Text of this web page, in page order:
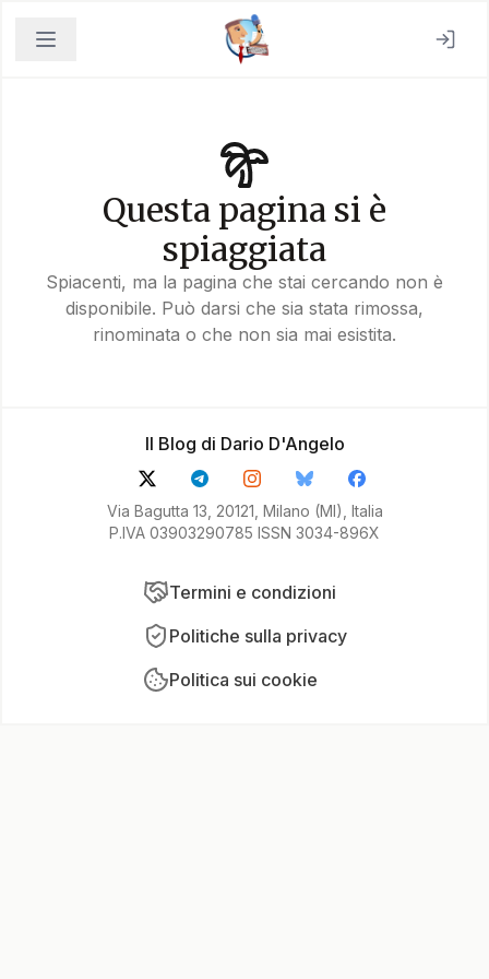
Questa pagina si è
spiaggiata
Spiacenti, ma la pagina che stai cercando non è
disponibile. Può darsi che sia stata rimossa,
rinominata o che non sia mai esistita.
Termini e condizioni
Politiche sulla privacy
Politica sui cookie
Il Blog di Dario D'Angelo
Via Bagutta 13, 20121, Milano (MI), Italia
P.IVA 03903290785 ISSN 3034-896X